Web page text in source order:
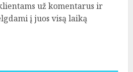
už komentarus ir
į juos visą laiką